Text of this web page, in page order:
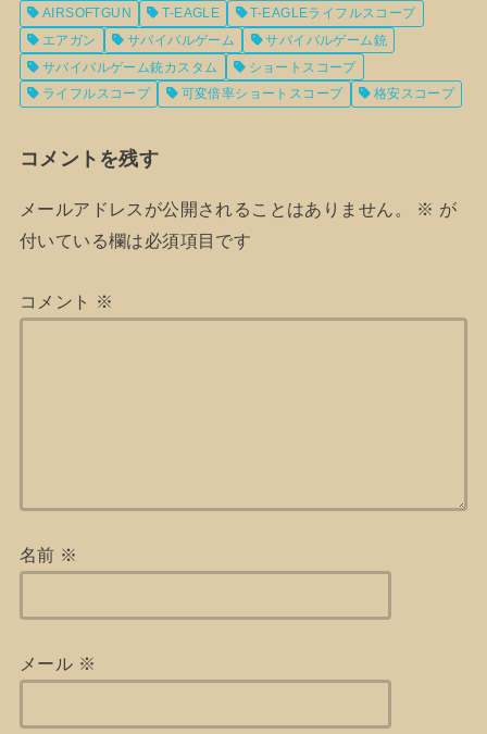
AIRSOFTGUN
T-EAGLE
T-EAGLEライフルスコープ
エアガン
サバイバルゲーム
サバイバルゲーム銃
サバイバルゲーム銃カスタム
ショートスコープ
ライフルスコープ
可変倍率ショートスコープ 格安スコープ
コメントを残す
メールアドレスが公開されることはありません。 ※ が
付いている欄は必須項目です
コメント ※
名前 ※
メール ※